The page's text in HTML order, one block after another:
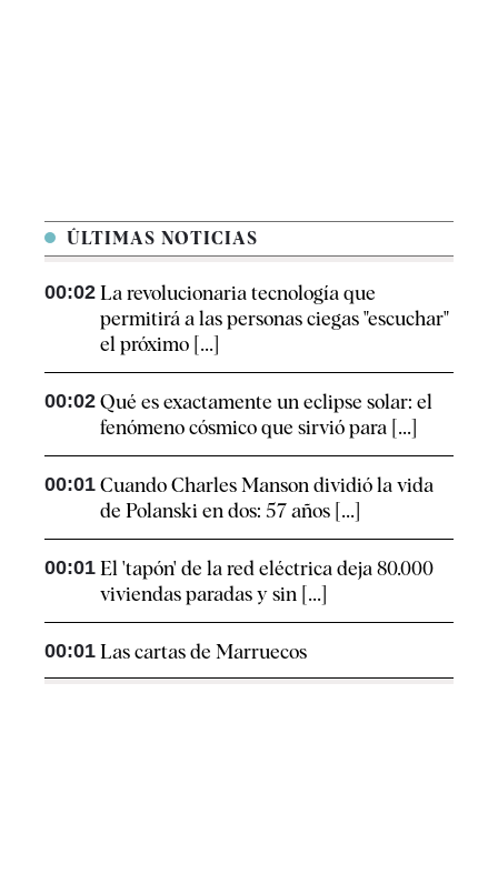
ÚLTIMAS NOTICIAS
00:02 La revolucionaria tecnología que
permitirá a las personas ciegas "escuchar"
el próximo [...]
00:02 Qué es exactamente un eclipse solar: el
fenómeno cósmico que sirvió para [...]
00:01 Cuando Charles Manson dividió la vida
de Polanski en dos: 57 años [...]
00:01 El 'tapón' de la red eléctrica deja 80.000
viviendas paradas y sin [...]
00:01 Las cartas de Marruecos